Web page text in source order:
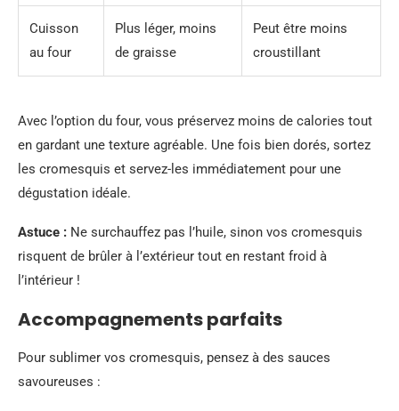
Cuisson
au four
Plus léger, moins
de graisse
Peut être moins
croustillant
Avec l’option du four, vous préservez moins de calories tout
en gardant une texture agréable. Une fois bien dorés, sortez
les cromesquis et servez-les immédiatement pour une
dégustation idéale.
Astuce : Ne surchauffez pas l’huile, sinon vos cromesquis
risquent de brûler à l’extérieur tout en restant froid à
l’intérieur !
Accompagnements parfaits
Pour sublimer vos cromesquis, pensez à des sauces
savoureuses :